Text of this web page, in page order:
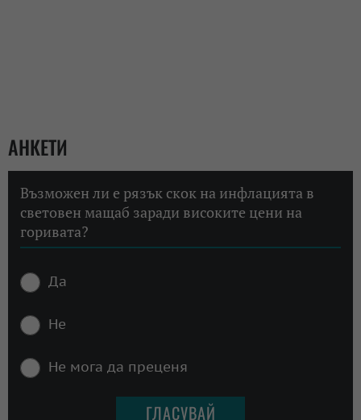
АНКЕТИ
Възможен ли е рязък скок на инфлацията в
световен мащаб заради високите цени на
горивата?
Да
Не
Не мога да преценя